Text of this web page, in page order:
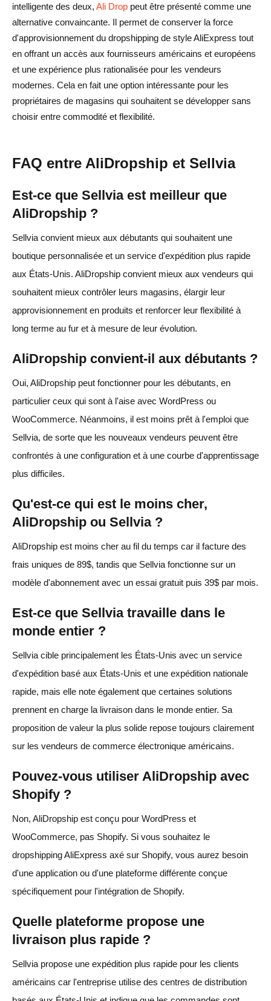
intelligente des deux, Ali Drop peut être présenté comme une
alternative convaincante. Il permet de conserver la force
d'approvisionnement du dropshipping de style AliExpress tout
en offrant un accès aux fournisseurs américains et européens
et une expérience plus rationalisée pour les vendeurs
modernes. Cela en fait une option intéressante pour les
propriétaires de magasins qui souhaitent se développer sans
choisir entre commodité et flexibilité.
FAQ entre AliDropship et Sellvia
Est-ce que Sellvia est meilleur que
AliDropship ?
Sellvia convient mieux aux débutants qui souhaitent une
boutique personnalisée et un service d'expédition plus rapide
aux États-Unis. AliDropship convient mieux aux vendeurs qui
souhaitent mieux contrôler leurs magasins, élargir leur
approvisionnement en produits et renforcer leur flexibilité à
long terme au fur et à mesure de leur évolution.
AliDropship convient-il aux débutants ?
Oui, AliDropship peut fonctionner pour les débutants, en
particulier ceux qui sont à l'aise avec WordPress ou
WooCommerce. Néanmoins, il est moins prêt à l'emploi que
Sellvia, de sorte que les nouveaux vendeurs peuvent être
confrontés à une configuration et à une courbe d'apprentissage
plus difficiles.
Qu'est-ce qui est le moins cher,
AliDropship ou Sellvia ?
AliDropship est moins cher au fil du temps car il facture des
frais uniques de 89$, tandis que Sellvia fonctionne sur un
modèle d'abonnement avec un essai gratuit puis 39$ par mois.
Est-ce que Sellvia travaille dans le
monde entier ?
Sellvia cible principalement les États-Unis avec un service
d'expédition basé aux États-Unis et une expédition nationale
rapide, mais elle note également que certaines solutions
prennent en charge la livraison dans le monde entier. Sa
proposition de valeur la plus solide repose toujours clairement
sur les vendeurs de commerce électronique américains.
Pouvez-vous utiliser AliDropship avec
Shopify ?
Non, AliDropship est conçu pour WordPress et
WooCommerce, pas Shopify. Si vous souhaitez le
dropshipping AliExpress axé sur Shopify, vous aurez besoin
d'une application ou d'une plateforme différente conçue
spécifiquement pour l'intégration de Shopify.
Quelle plateforme propose une
livraison plus rapide ?
Sellvia propose une expédition plus rapide pour les clients
américains car l'entreprise utilise des centres de distribution